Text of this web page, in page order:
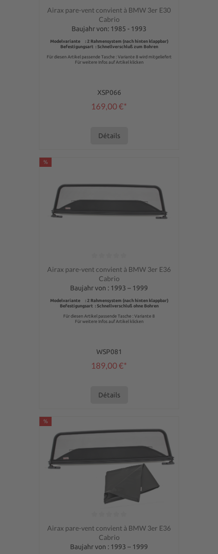
Note moyenne de 0 sur 5 étoiles
Airax pare-vent convient à BMW 3er E30
Cabrio
Baujahr von: 1985 - 1993
Modelvariante : 2 Rahmensystem (nach hinten klappbar)
Befestigungsart : Schnellverschluß zum Bohren
Für diesen Artikel passende Tasche : Variante 8 wird mitgeliefert
Für weitere Infos auf Artikel klicken
XSP066
169,00 €*
Détails
%
Note moyenne de 0 sur 5 étoiles
Airax pare-vent convient à BMW 3er E36
Cabrio
Baujahr von : 1993 – 1999
Modelvariante : 2 Rahmensystem (nach hinten klappbar)
Befestigungsart : Schnellverschluß ohne Bohren
Für diesen Artikel passende Tasche : Variante 8
Für weitere Infos auf Artikel klicken
WSP081
189,00 €*
Détails
%
Note moyenne de 0 sur 5 étoiles
Airax pare-vent convient à BMW 3er E36
Cabrio
Baujahr von : 1993 – 1999